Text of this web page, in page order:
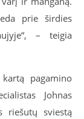
prie širdies
– teigia
pagamino
Johnas
riešutų sviestą